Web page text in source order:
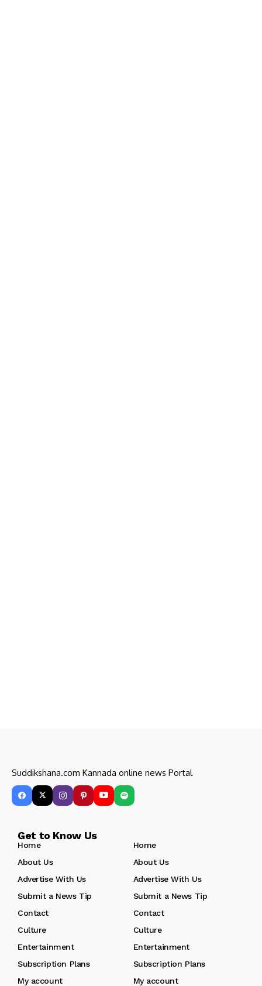
Suddikshana.com Kannada online news Portal
Get to Know Us
Home
Home
About Us
About Us
Advertise With Us
Advertise With Us
Submit a News Tip
Submit a News Tip
Contact
Contact
Culture
Culture
Entertainment
Entertainment
Subscription Plans
Subscription Plans
My account
My account